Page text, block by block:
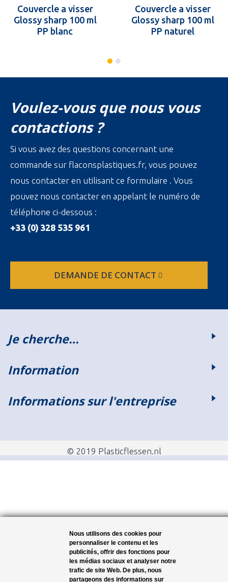
Couvercle a visser
Glossy sharp 100 ml
PP blanc
Couvercle a visser
Glossy sharp 100 ml
PP naturel
Voulez-vous que nous vous
contactions ?
Si vous avez des questions concernant une
commande sur flaconsplastiques.fr, vous pouvez
nous contacter en utilisant ce formulaire . Vous
pouvez nous contacter en appelant le numéro de
téléphone ci-dessous :
+33 (0) 328 535 961
DEMANDE DE CONTACT
Je cherche…
Information
Informations sur l'entreprise
© 2019 Plasticflessen.nl
Nous utilisons des cookies pour
personnaliser le contenu et les
publicités, offrir des fonctions pour
les médias sociaux et analyser notre
trafic de site Web. De plus, nous
partageons des informations sur